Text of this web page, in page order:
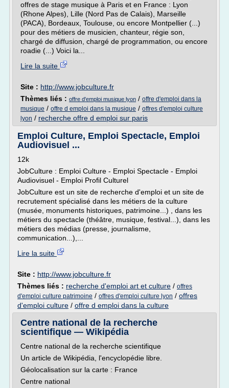
offres de stage musique à Paris et en France : Lyon
(Rhone Alpes), Lille (Nord Pas de Calais), Marseille
(PACA), Bordeaux, Toulouse, ou encore Montpellier (...)
pour des métiers de musicien, chanteur, régie son,
chargé de diffusion, chargé de programmation, ou encore
roadie (...) Voici la...
Lire la suite
Site : http://www.jobculture.fr
Thèmes liés : offre d'emploi musique lyon / offre d'emploi dans la
musique / offre d emploi dans la musique / offres d'emploi culture
lyon / recherche offre d emploi sur paris
Emploi Culture, Emploi Spectacle, Emploi
Audiovisuel ...
12k
JobCulture : Emploi Culture - Emploi Spectacle - Emploi
Audiovisuel - Emploi Profil Culturel
JobCulture est un site de recherche d'emploi et un site de
recrutement spécialisé dans les métiers de la culture
(musée, monuments historiques, patrimoine...) , dans les
métiers du spectacle (théâtre, musique, festival...), dans les
métiers des médias (presse, journalisme,
communication...),...
Lire la suite
Site : http://www.jobculture.fr
Thèmes liés : recherche d'emploi art et culture / offres
d'emploi culture patrimoine / offres d'emploi culture lyon / offres
d'emploi culture / offre d emploi dans la culture
Centre national de la recherche
scientifique — Wikipédia
Centre national de la recherche scientifique
Un article de Wikipédia, l'encyclopédie libre.
Géolocalisation sur la carte : France
Centre national